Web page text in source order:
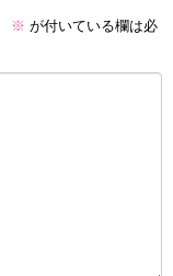
※ が付いている欄は必